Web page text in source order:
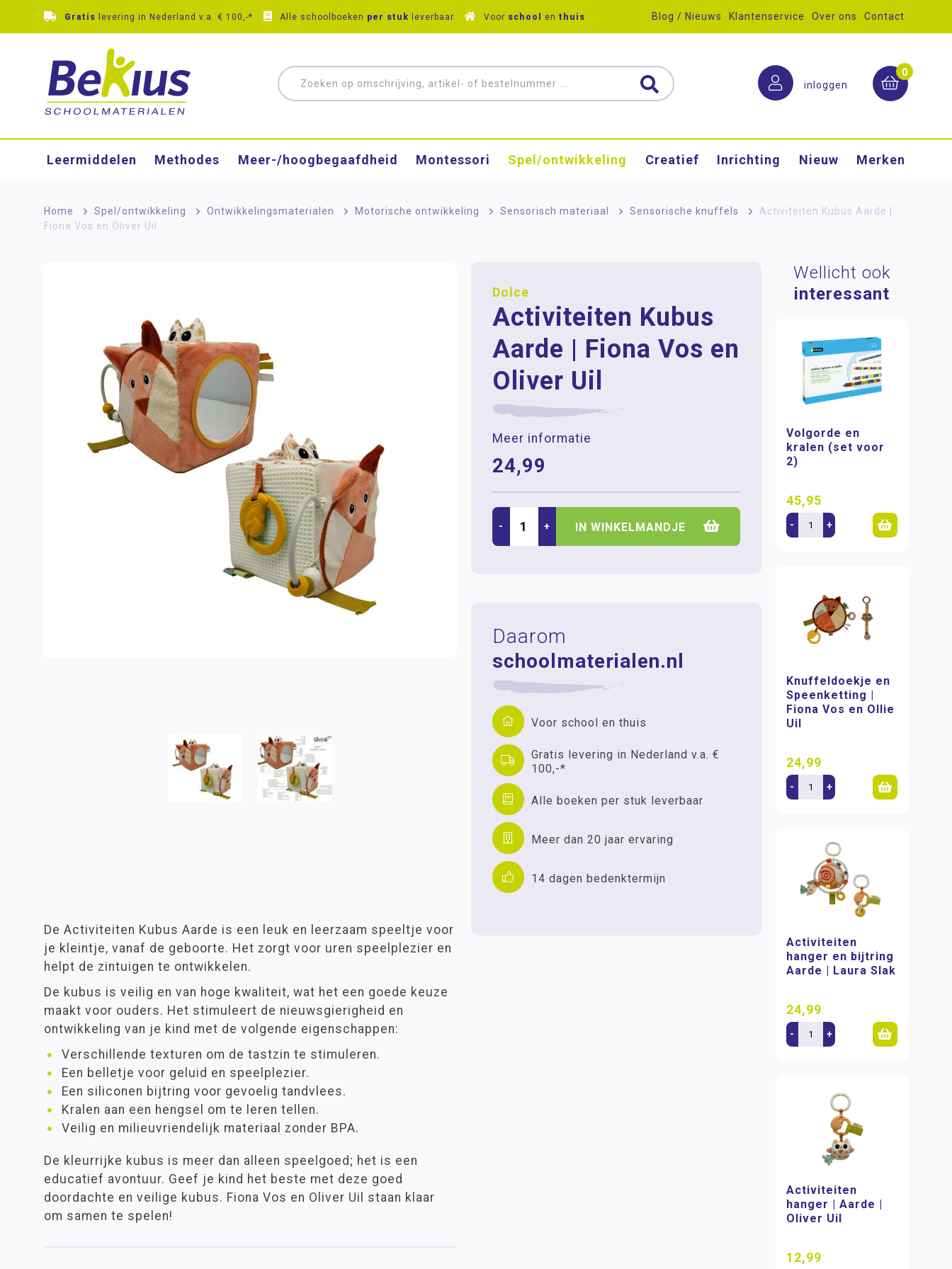
Gratis levering in Nederland v.a. € 100,-* Alle schoolboeken per stuk leverbaar Voor school en thuis Blog / Nieuws Klantenservice Over ons Contact
inloggen
0
Leermiddelen Methodes Meer-/hoog­begaafdheid Montessori Spel/ontwikkeling Creatief Inrichting Nieuw Merken
Home > Spel/ontwikkeling > Ontwikkelingsmaterialen > Motorische ontwikkeling > Sensorisch materiaal > Sensorische knuffels >
Activiteiten Kubus Aarde |
Fiona Vos en Oliver Uil
Dolce
Activiteiten Kubus
Aarde | Fiona Vos en
Oliver Uil
Meer informatie
24,99
- + IN WINKELMANDJE
Daarom
schoolmaterialen.nl
Voor school en thuis
Gratis levering in Nederland v.a. €
100,-*
Alle boeken per stuk leverbaar
Meer dan 20 jaar ervaring
14 dagen bedenktermijn
De Activiteiten Kubus Aarde is een leuk en leerzaam speeltje voor
je kleintje, vanaf de geboorte. Het zorgt voor uren speelplezier en
helpt de zintuigen te ontwikkelen.
De kubus is veilig en van hoge kwaliteit, wat het een goede keuze
maakt voor ouders. Het stimuleert de nieuwsgierigheid en
ontwikkeling van je kind met de volgende eigenschappen:
Verschillende texturen om de tastzin te stimuleren.
Een belletje voor geluid en speelplezier.
Een siliconen bijtring voor gevoelig tandvlees.
Kralen aan een hengsel om te leren tellen.
Veilig en milieuvriendelijk materiaal zonder BPA.
De kleurrijke kubus is meer dan alleen speelgoed; het is een
educatief avontuur. Geef je kind het beste met deze goed
doordachte en veilige kubus. Fiona Vos en Oliver Uil staan klaar
om samen te spelen!
Wellicht ook
interessant
Volgorde en
kralen (set voor
2)
45,95
- +
Knuffeldoekje en
Speenketting |
Fiona Vos en Ollie
Uil
24,99
- +
Activiteiten
hanger en bijtring
Aarde | Laura Slak
24,99
- +
Activiteiten
hanger | Aarde |
Oliver Uil
12,99